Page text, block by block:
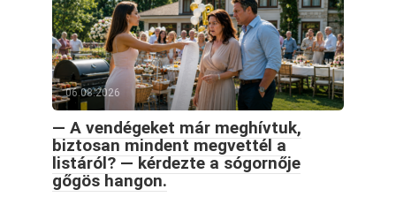
06.08.2026
— A vendégeket már meghívtuk,
biztosan mindent megvettél a
listáról? — kérdezte a sógornője
gőgös hangon.